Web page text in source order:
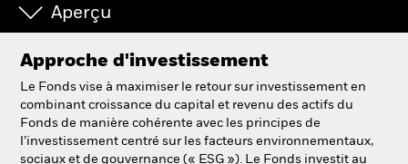
Aperçu
Approche d'investissement
Le Fonds vise à maximiser le retour sur investissement en
combinant croissance du capital et revenu des actifs du
Fonds de manière cohérente avec les principes de
l’investissement centré sur les facteurs environnementaux,
sociaux et de gouvernance (« ESG »). Le Fonds investit au